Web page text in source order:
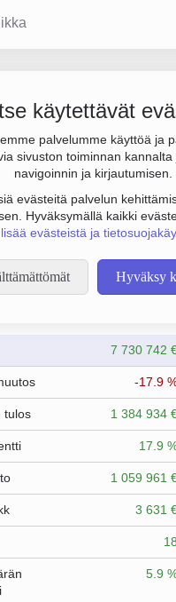
käytettävät
palvelumme käyttöä ja
sivuston toiminnan
navigoinnin ja kirjautumisen.
evästeitä palvelun
Hyväksymällä kaikki
evästeistä ja
Hyväksy
18. Sen päätoimiala
7 730 742
-17.9
tulos 1 384 934
17.9
1 059 961
3 631
18
5.9